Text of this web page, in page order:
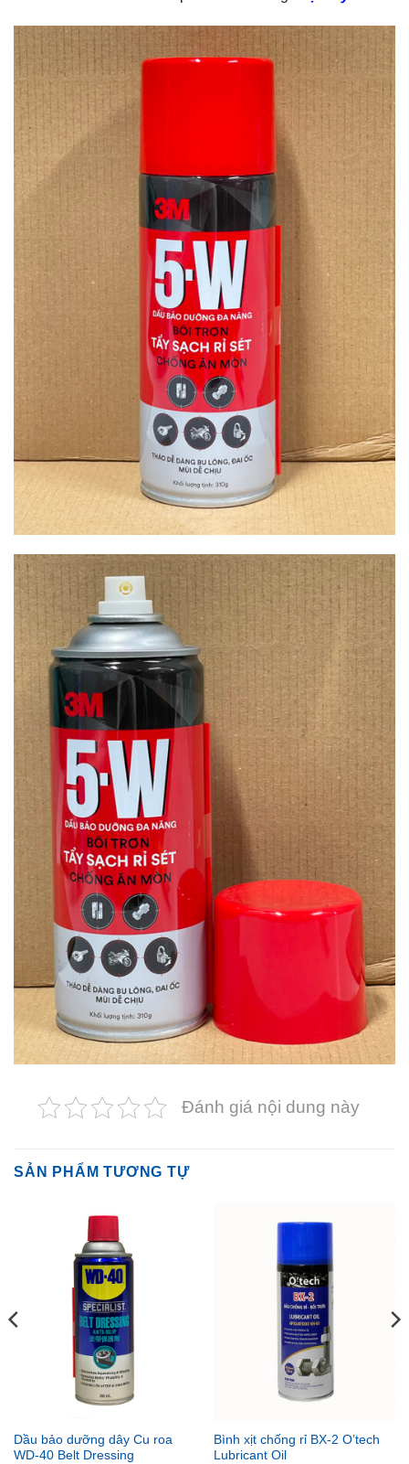
Đánh giá nội dung này
SẢN PHẨM TƯƠNG TỰ
Dầu bảo dưỡng dây Cu roa
WD-40 Belt Dressing
Bình xịt chống rỉ BX-2 O’tech
Lubricant Oil